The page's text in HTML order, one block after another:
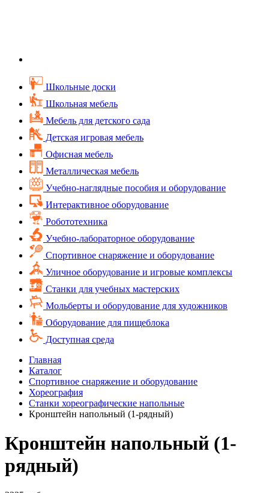
Школьные доски
Школьная мебель
Мебель для детского сада
Детская игровая мебель
Офисная мебель
Металлическая мебель
Учебно-наглядные пособия и оборудование
Интерактивное оборудование
Робототехника
Учебно-лабораторное оборудование
Спортивное снаряжение и оборудование
Уличное оборудование и игровые комплексы
Cтанки для учебных мастерских
Мольберты и оборудование для художников
Оборудование для пищеблока
Доступная среда
Главная
Каталог
Спортивное снаряжение и оборудование
Хореография
Станки хореографические напольные
Кронштейн напольный (1-рядный)
Кронштейн напольный (1-
рядный)